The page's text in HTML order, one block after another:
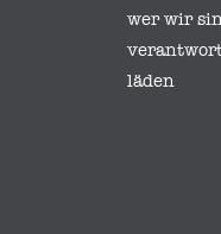
wer wir
läden